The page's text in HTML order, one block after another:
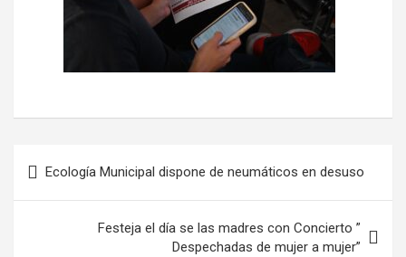
de
entradas
Ecología Municipal dispone de neumáticos en desuso
Festeja el día se las madres con Concierto ”
Despechadas de mujer a mujer”